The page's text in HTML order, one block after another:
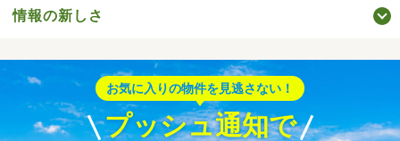
情報の新しさ
お気に入りの物件を見逃さない！
プッシュ通知で